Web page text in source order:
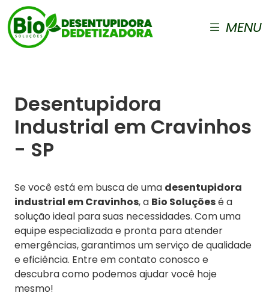
MENU
Desentupidora
Industrial em Cravinhos
- SP
Se você está em busca de uma desentupidora
industrial em Cravinhos, a Bio Soluçõesé a
solução ideal para suas necessidades. Com uma
equipe especializada e pronta para atender
emergências, garantimos um serviço de qualidade
e eficiência. Entre em contato conosco e
descubra como podemos ajudar você hoje
mesmo!